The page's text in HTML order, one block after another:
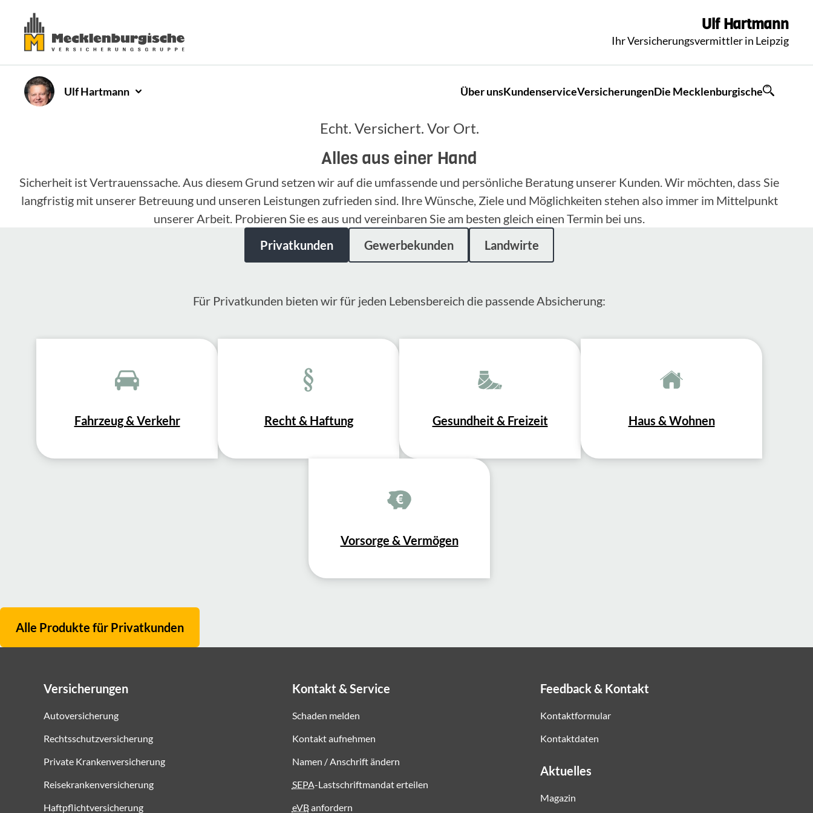
Ulf Hartmann
Ihr Versicherungsvermittler in Leipzig
UlfHartmann Über unsKundenserviceVersicherungenDie Mecklenburgische
Echt. Versichert. Vor Ort.
Alles aus einer Hand
Sicherheit ist Vertrauenssache. Aus diesem Grund setzen wir auf die umfassende und persönliche Beratung unserer Kunden. Wir möchten, dass Sie
langfristig mit unserer Betreuung und unseren Leistungen zufrieden sind. Ihre Wünsche, Ziele und Möglichkeiten stehen also immer im Mittelpunkt
unserer Arbeit. Probieren Sie es aus und vereinbaren Sie am besten gleich einen Termin bei uns.
Privatkunden
Gewerbekunden Landwirte
Für Privatkunden bieten wir für jeden Lebensbereich die passende Absicherung:
Fahrzeug & Verkehr Recht & Haftung Gesundheit & Freizeit Haus & Wohnen
Vorsorge & Vermögen
Alle Produkte für Privatkunden
Versicherungen
Autoversicherung
Rechtsschutzversicherung
Private Krankenversicherung
Reisekrankenversicherung
Haftpflichtversicherung
Kontakt & Service
Schaden melden
Kontakt aufnehmen
Namen / Anschrift ändern
SEPA-Lastschriftmandat erteilen
eVBanfordern
Feedback & Kontakt
Kontaktformular
Kontaktdaten
Aktuelles
Magazin